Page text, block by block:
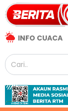
INFO CUACA